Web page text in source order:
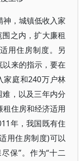
，城镇低收入家
之内，扩大廉租
用住房制度。另
来的指示，要在
家庭和240万户林
，以及三年内分
住房和经济适用
年，我国既有住
用住房制度)可以
保”。作为“十二